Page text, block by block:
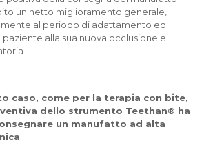
un netto miglioramento generale,
al periodo di adattamento ed
alla sua nuova occlusione e
caso, come per la terapia con bite,
dello strumento Teethan® ha
un manufatto ad alta